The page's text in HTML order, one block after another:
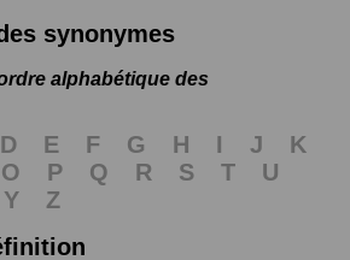
synonymes
alphabétique des
D E F G H I J
K
O P Q R S T
U
Y
Z